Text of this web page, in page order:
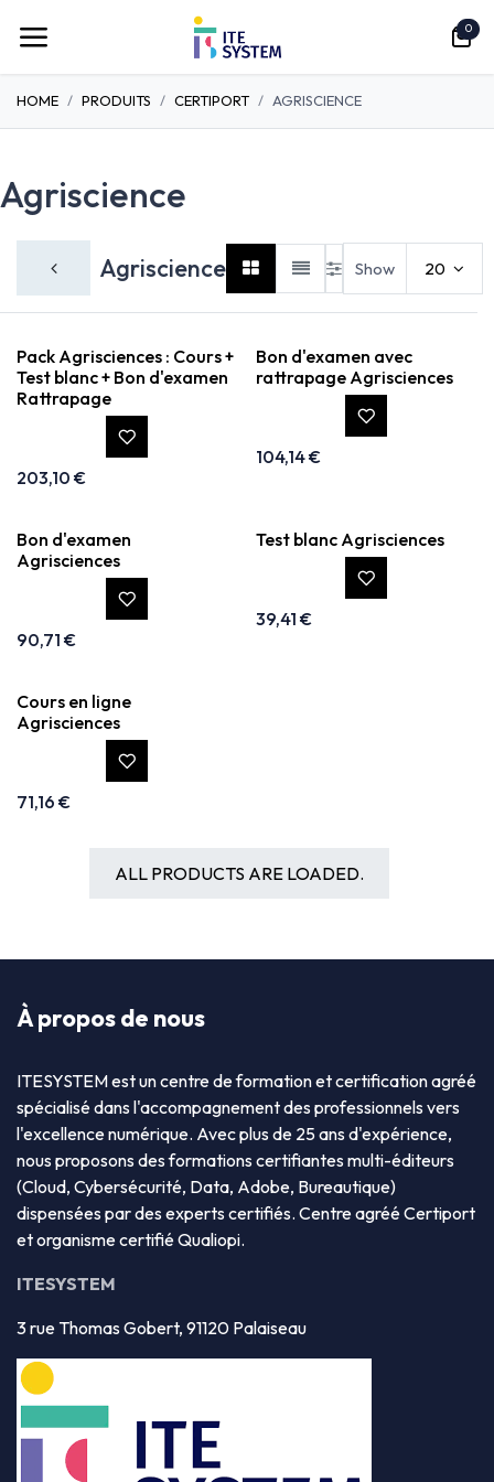
0
HOME PRODUITS CERTIPORT AGRISCIENCE
Agriscience
Agriscience Show 20
Pack Agrisciences : Cours +
Test blanc + Bon d'examen
Rattrapage
203,10 €
Bon d'examen avec
rattrapage Agrisciences
104,14€
Bon d'examen
Agrisciences
90,71 €
Test blanc Agrisciences
39,41 €
Cours en ligne
Agrisciences
71,16 €
ALL PRODUCTS ARE LOADED.
À propos de nous
ITESYSTEM est un centre de formation et certification agréé
spécialisé dans l'accompagnement des professionnels vers
l'excellence numérique. Avec plus de 25 ans d'expérience,
nous proposons des formations certifiantes multi-éditeurs
(Cloud, Cybersécurité, Data, Adobe, Bureautique)
dispensées par des experts certifiés. Centre agréé Certiport
et organisme certifié Qualiopi.
ITESYSTEM
3 rue Thomas Gobert, 91120 Palaiseau